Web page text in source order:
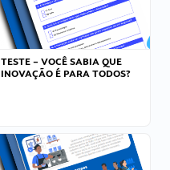
TESTE – VOCÊ SABIA QUE
INOVAÇÃO É PARA TODOS?